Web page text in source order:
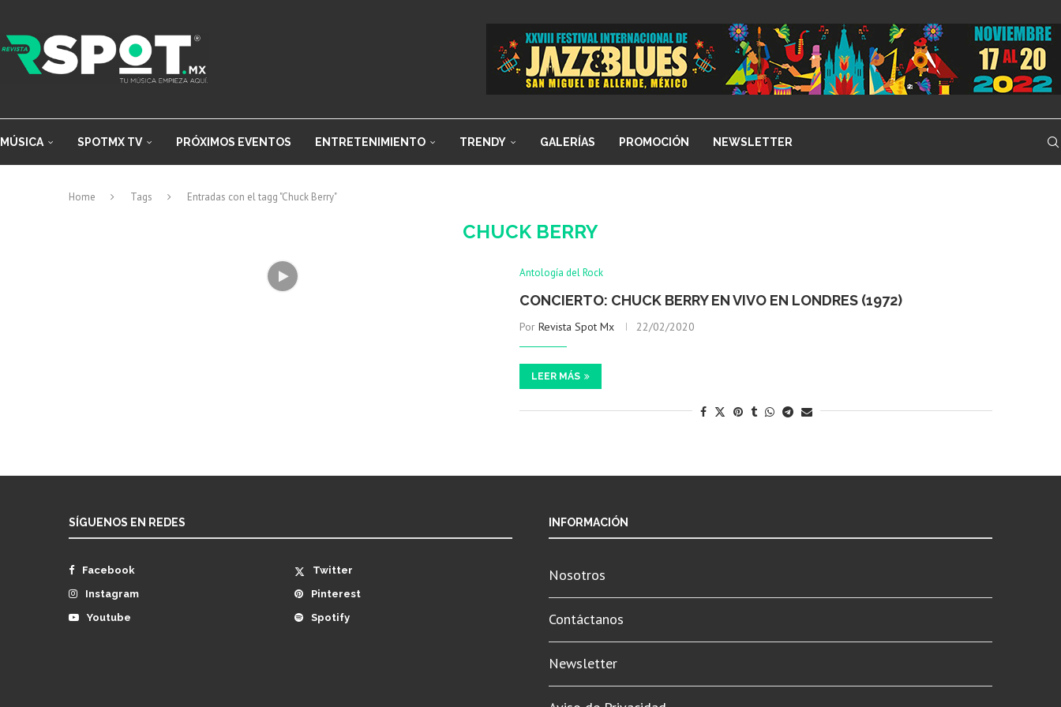
MÚSICA SPOTMX TV PRÓXIMOS EVENTOS ENTRETENIMIENTO TRENDY GALERÍAS PROMOCIÓN NEWSLETTER
Home Tags Entradas con el tagg "Chuck Berry"
CHUCK BERRY
Antología del Rock
CONCIERTO: CHUCK BERRY EN VIVO EN LONDRES (1972)
PorRevista Spot Mx 22/02/2020
LEER MÁS
SÍGUENOS EN REDES
Facebook
Twitter
Instagram
Pinterest
Youtube
Spotify
INFORMACIÓN
Nosotros
Contáctanos
Newsletter